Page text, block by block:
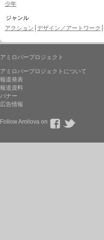
少年
ジャンル
アクション デザイン／アートワーク
アミロバープロジェクト
アミロバープロジェクトについて
報道発表
報道資料
バナー
広告情報
Follow Amilova on